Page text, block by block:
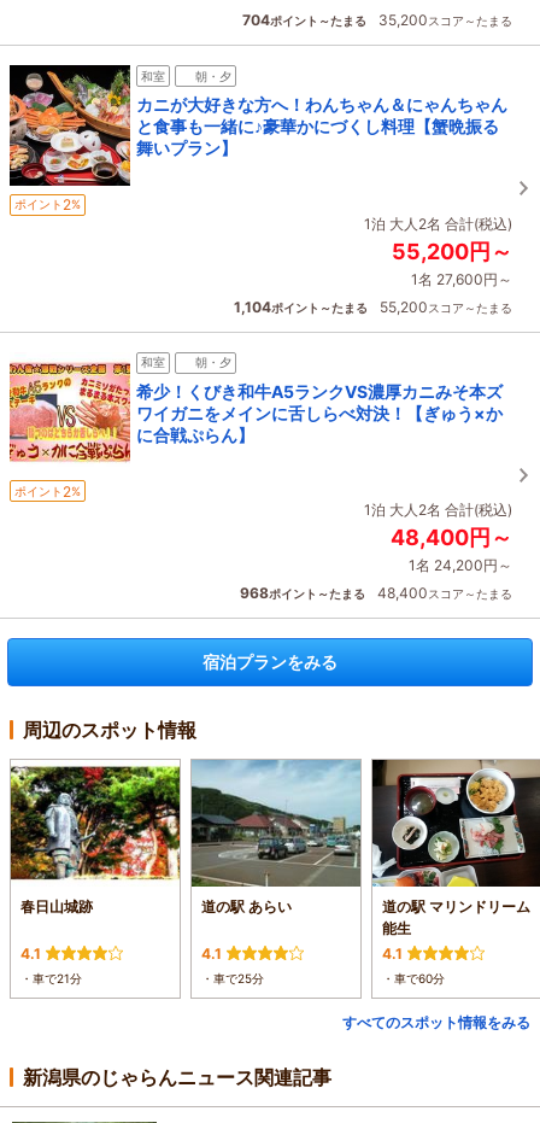
704ポイント～たまる 35,200スコア～たまる
和室 朝・夕
カニが大好きな方へ！わんちゃん＆にゃんちゃん
と食事も一緒に♪豪華かにづくし料理【蟹晩振る
舞いプラン】
ポイント 2%
1泊 大人2名 合計(税込)
55,200円～
1名 27,600円～
1,104ポイント～たまる 55,200スコア～たまる
和室 朝・夕
希少！くびき和牛A5ランクVS濃厚カニみそ本ズ
ワイガニをメインに舌しらべ対決！【ぎゅう×か
に合戦ぷらん】
ポイント 2%
1泊 大人2名 合計(税込)
48,400円～
1名 24,200円～
968ポイント～たまる 48,400スコア～たまる
宿泊プランをみる
周辺のスポット情報
春日山城跡
4.1
・車で21分
道の駅 あらい
4.1
・車で25分
道の駅 マリンドリーム
能生
4.1
・車で60分
すべてのスポット情報をみる
新潟県のじゃらんニュース関連記事